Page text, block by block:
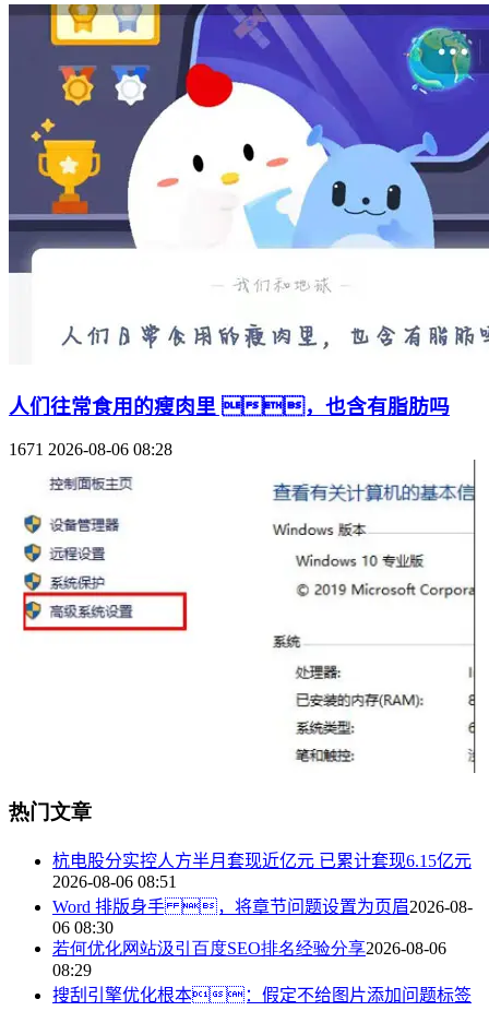
人们往常食用的瘦肉里 ，也含有脂肪吗
1671 2026-08-06 08:28
热门文章
杭电股分实控人方半月套现近亿元 已累计套现6.15亿元
2026-08-06 08:51
Word 排版身手 ，将章节问题设置为页眉2026-08-
06 08:30
若何优化网站汲引百度SEO排名经验分享2026-08-06
08:29
搜刮引擎优化根本：假定不给图片添加问题标签